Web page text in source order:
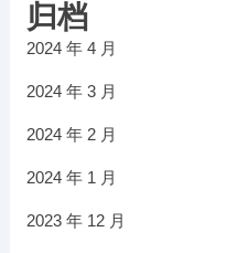
归档
2024 年 4 月
2024 年 3 月
2024 年 2 月
2024 年 1 月
2023 年 12 月